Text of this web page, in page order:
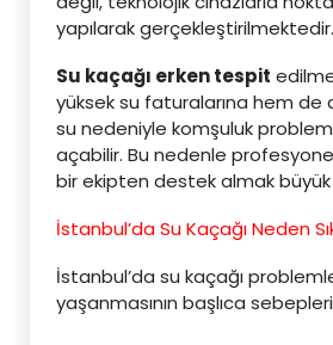
yapılarak gerçekleştirilmektedir.
Su kaçağı erken tespit
yüksek su faturalarına hem de
su nedeniyle komşuluk
açabilir. Bu nedenle
bir ekipten destek almak büyük
İstanbul’da Su Kaçağı Neden
İstanbul’da su kaçağı
yaşanmasının başlıca